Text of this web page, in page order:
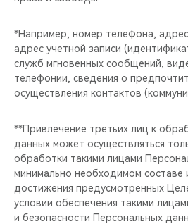
*Например, номер телефона,
адрес учетной записи
служб мгновенных сообщений,
телефонии, сведения о
осуществления контактов
**Привлечение третьих лиц к
данных может осуществляться
обработки такими лицами
минимально необходимом составе
достижения предусмотренных
условии обеспечения такими
и безопасности Персональных